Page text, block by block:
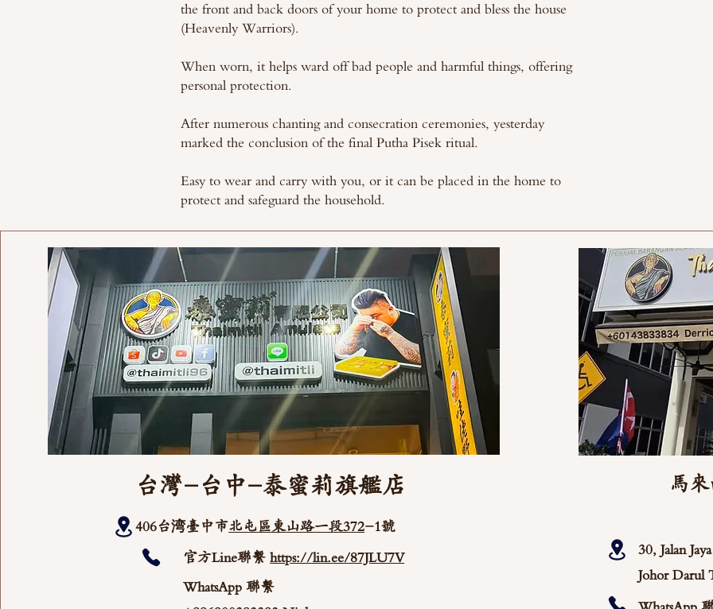
the front and back doors of your home to protect and bless the house
(Heavenly Warriors).
When worn, it helps ward off bad people and harmful things, offering
personal protection.
After numerous chanting and consecration ceremonies, yesterday
marked the conclusion of the final Putha Pisek ritual.
Easy to wear and carry with you, or it can be placed in the home to
protect and safeguard the household.
台灣-台中-泰蜜莉旗艦店
406台湾臺中市北屯區東山路一段372-1號
官方Line聯繫https://lin.ee/87JLU7V
WhatsApp 聯繫
馬
30, Jalan
Johor Darul